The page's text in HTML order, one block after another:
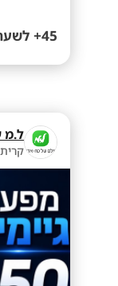
45+ לשעה!
ל.מ